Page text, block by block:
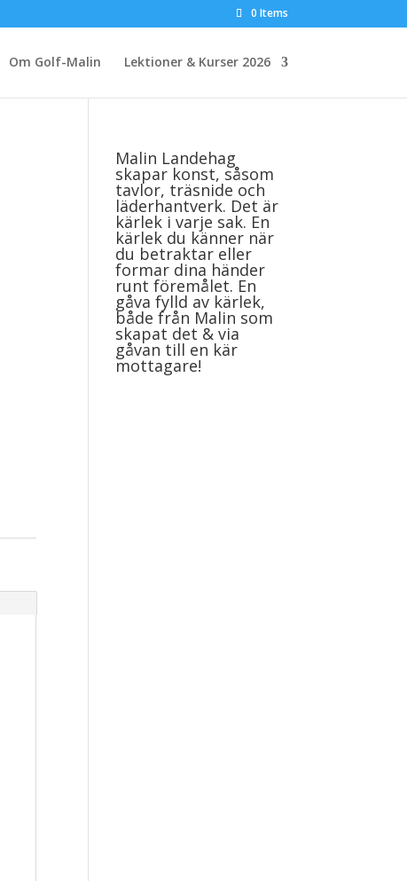
0 Items
Om Golf-Malin Lektioner & Kurser 2026
Malin Landehag
skapar konst, såsom
tavlor, träsnide och
läderhantverk. Det är
kärlek i varje sak. En
kärlek du känner när
du betraktar eller
formar dina händer
runt föremålet. En
gåva fylld av kärlek,
både från Malin som
skapat det & via
gåvan till en kär
mottagare!